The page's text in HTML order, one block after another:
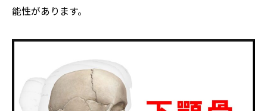
能性があります。